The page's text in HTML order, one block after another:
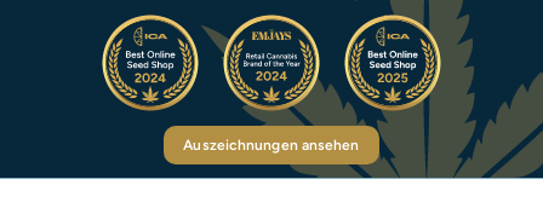
Auszeichnungen ansehen